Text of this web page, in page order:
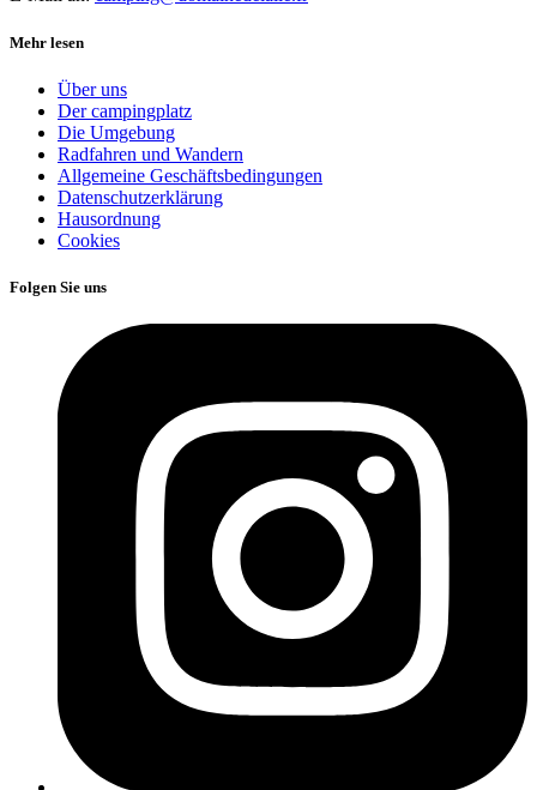
Mehr lesen
Über uns
Der campingplatz
Die Umgebung
Radfahren und Wandern
Allgemeine Geschäftsbedingungen
Datenschutzerklärung
Hausordnung
Cookies
Folgen Sie uns